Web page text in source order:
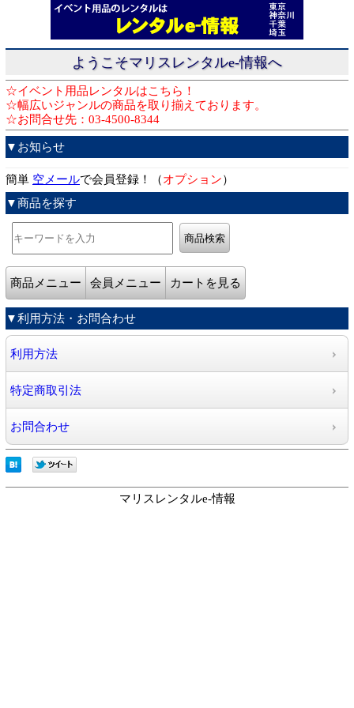
ようこそマリスレンタルe-情報へ
☆イベント用品レンタルはこちら！
☆幅広いジャンルの商品を取り揃えております。
☆お問合せ先：03-4500-8344
▼お知らせ
簡単 空メールで会員登録！（オプション）
▼商品を探す
商品メニュー 会員メニュー カートを見る
▼利用方法・お問合わせ
利用方法
特定商取引法
お問合わせ
マリスレンタルe-情報